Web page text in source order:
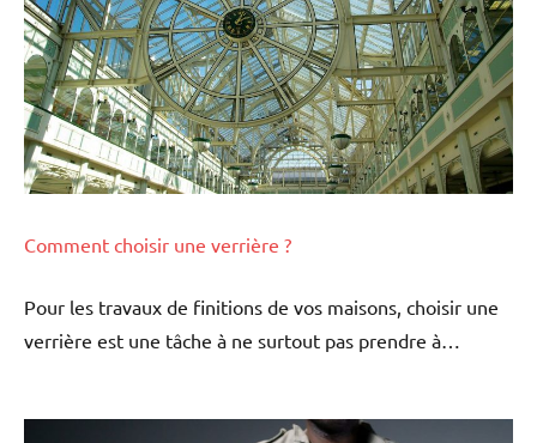
Comment choisir une verrière ?
Pour les travaux de finitions de vos maisons, choisir une
verrière est une tâche à ne surtout pas prendre à…